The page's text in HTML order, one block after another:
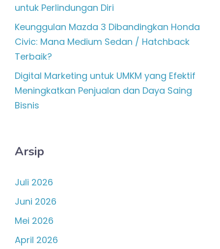
untuk Perlindungan Diri
Keunggulan Mazda 3 Dibandingkan Honda
Civic: Mana Medium Sedan / Hatchback
Terbaik?
Digital Marketing untuk UMKM yang Efektif
Meningkatkan Penjualan dan Daya Saing
Bisnis
Arsip
Juli 2026
Juni 2026
Mei 2026
April 2026